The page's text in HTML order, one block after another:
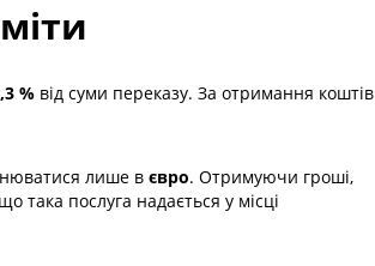
% від суми переказу. За отримання коштів
лише в євро. Отримуючи гроші,
така послуга надається у місці